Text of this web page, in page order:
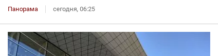
Панорама сегодня, 06:25